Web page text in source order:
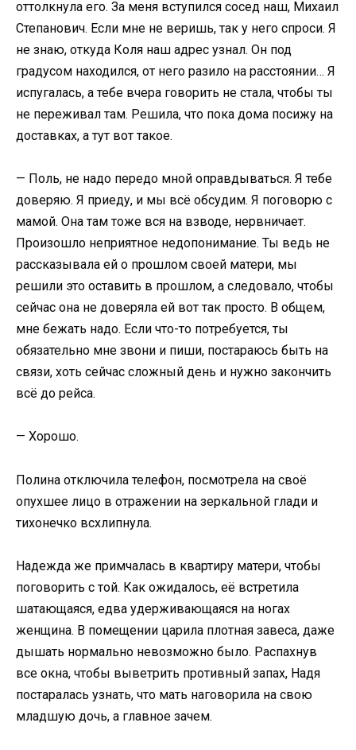
оттолкнула его. За меня вступился сосед наш, Михаил
Степанович. Если мне не веришь, так у него спроси. Я
не знаю, откуда Коля наш адрес узнал. Он под
градусом находился, от него разило на расстоянии… Я
испугалась, а тебе вчера говорить не стала, чтобы ты
не переживал там. Решила, что пока дома посижу на
доставках, а тут вот такое.
— Поль, не надо передо мной оправдываться. Я тебе
доверяю. Я приеду, и мы всё обсудим. Я поговорю с
мамой. Она там тоже вся на взводе, нервничает.
Произошло неприятное недопонимание. Ты ведь не
рассказывала ей о прошлом своей матери, мы
решили это оставить в прошлом, а следовало, чтобы
сейчас она не доверяла ей вот так просто. В общем,
мне бежать надо. Если что-то потребуется, ты
обязательно мне звони и пиши, постараюсь быть на
связи, хоть сейчас сложный день и нужно закончить
всё до рейса.
— Хорошо.
Полина отключила телефон, посмотрела на своё
опухшее лицо в отражении на зеркальной глади и
тихонечко всхлипнула.
Надежда же примчалась в квартиру матери, чтобы
поговорить с той. Как ожидалось, её встретила
шатающаяся, едва удерживающаяся на ногах
женщина. В помещении царила плотная завеса, даже
дышать нормально невозможно было. Распахнув
все окна, чтобы выветрить противный запах, Надя
постаралась узнать, что мать наговорила на свою
младшую дочь, а главное зачем.